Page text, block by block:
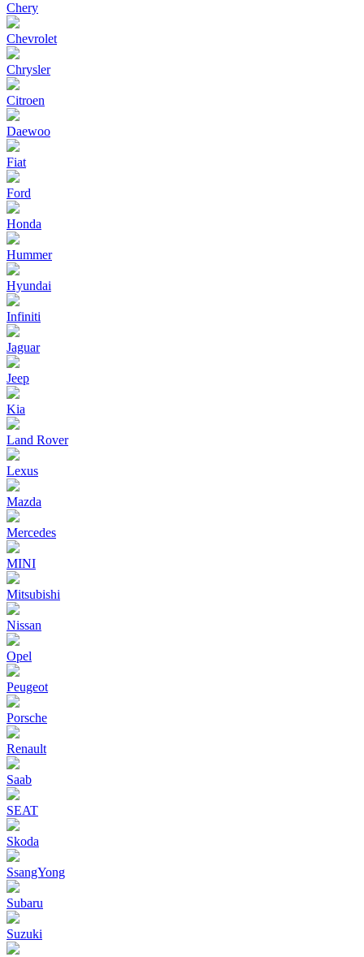
Chery
Chevrolet
Chrysler
Citroen
Daewoo
Fiat
Ford
Honda
Hummer
Hyundai
Infiniti
Jaguar
Jeep
Kia
Land Rover
Lexus
Mazda
Mercedes
MINI
Mitsubishi
Nissan
Opel
Peugeot
Porsche
Renault
Saab
SEAT
Skoda
SsangYong
Subaru
Suzuki